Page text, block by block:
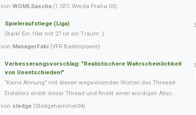
von WOMLSascha (1.SFC Werda Praha 05)
Spieleraufstiege (Liga)
Stark! Ein 10er mit 27 ist ein Traum :)
von ManagerFabi (VFR Badenpower)
Verbesserungsvorschlag: "Realistischere Wahrscheinlichkeit
von Unentschieden!"
"Keine Ahnung" mit diesen wegweisenden Worten des Threaed-
Erstellers endet dieser Thread und findet einen würdigen Absc...
von sledge (Sledgehammer04)